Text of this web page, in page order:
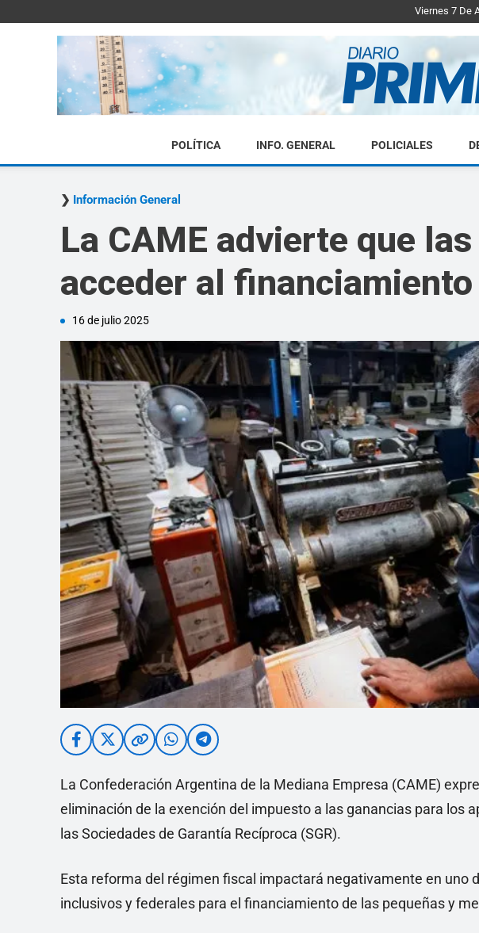
Viernes 7 De
POLÍTICA INFO. GENERAL POLICIALES
Información General
La CAME advierte que
acceder al financiamiento
16 de julio 2025
La Confederación Argentina de la Mediana Empresa (CAME)
eliminación de la exención del impuesto a las ganancias para los
las Sociedades de Garantía Recíproca (SGR).
Esta reforma del régimen fiscal impactará negativamente en uno
inclusivos y federales para el financiamiento de las pequeñas y